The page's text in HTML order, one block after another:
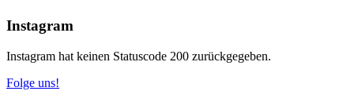
Instagram
Instagram hat keinen Statuscode 200 zurückgegeben.
Folge uns!